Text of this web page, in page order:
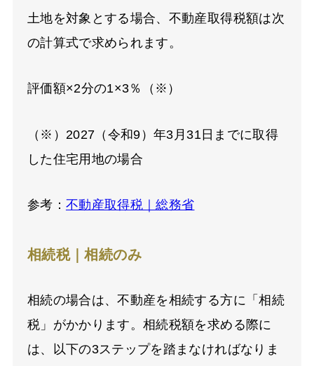
土地を対象とする場合、不動産取得税額は次
の計算式で求められます。
評価額×2分の1×3％（※）
（※）2027（令和9）年3月31日までに取得
した住宅用地の場合
参考： 不動産取得税｜総務省
相続税｜相続のみ
相続の場合は、不動産を相続する方に「相続
税」がかかります。相続税額を求める際に
は、以下の3ステップを踏まなければなりま